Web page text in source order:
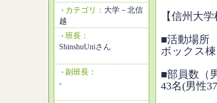
・ カテゴリ： 大学－北信
越
・ 班長：
ShinshuUniさん
・ 副班長：
-
【信州大
■活動場所
ボックス
■部員数（
43名(男性